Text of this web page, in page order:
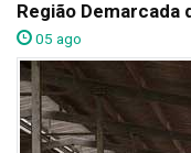
Região Demarcada
05 ago